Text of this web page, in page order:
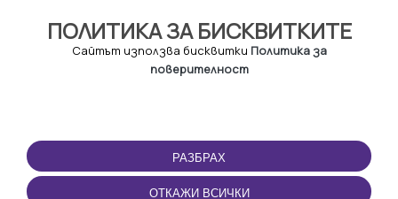
ПОЛИТИКА ЗА БИСКВИТКИТЕ
Сайтът използва бисквитки Политика за
поверителност
РАЗБРАХ
ОТКАЖИ ВСИЧКИ
ПОЛЗВАНЕ
Правила и условия за
ползване
ПРИЛОЖЕНИЕТО